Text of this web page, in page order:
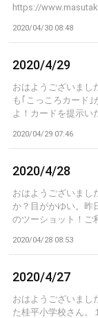
https://
2020/04/30 08:48
2020/4/29
おはようございまし
も｢こっころカード
よ！カードを提示い
2020/04/29 07:46
2020/4/28
おはようございまし
か？目がかゆい。昨
のツーショット！ご
2020/04/28 08:53
2020/4/27
おはようございまし
た桂平小学校さん。